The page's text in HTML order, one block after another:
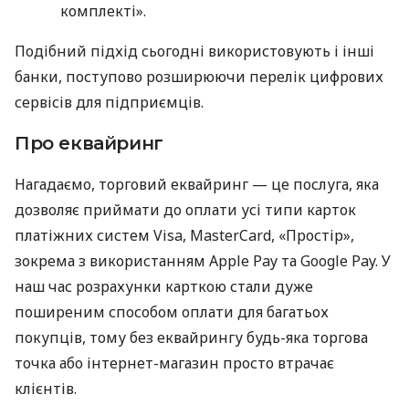
комплекті».
Подібний підхід сьогодні використовують і інші
банки, поступово розширюючи перелік цифрових
сервісів для підприємців.
Про еквайринг
Нагадаємо, торговий еквайринг — це послуга, яка
дозволяє приймати до оплати усі типи карток
платіжних систем Visa, MasterCard, «Простір»,
зокрема з використанням Apple Pay та Google Pay. У
наш час розрахунки карткою стали дуже
поширеним способом оплати для багатьох
покупців, тому без еквайрингу будь-яка торгова
точка або інтернет-магазин просто втрачає
клієнтів.